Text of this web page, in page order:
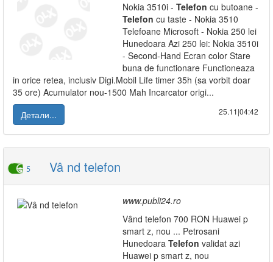
Nokia 3510i - Telefon cu butoane -
Telefon cu taste - Nokia 3510
Telefoane Microsoft - Nokia 250 lei
Hunedoara Azi 250 lei: Nokia 3510i
- Second-Hand Ecran color Stare
buna de functionare Functioneaza
in orice retea, inclusiv Digi.Mobil Life timer 35h (sa vorbit doar
35 ore) Acumulator nou-1500 Mah Incarcator origi...
Детали...
25.11|04:42
5 Vâ nd telefon
www.publi24.ro
Vând telefon 700 RON Huawei p
smart z, nou ... Petrosani
Hunedoara Telefon validat azi
Huawei p smart z, nou